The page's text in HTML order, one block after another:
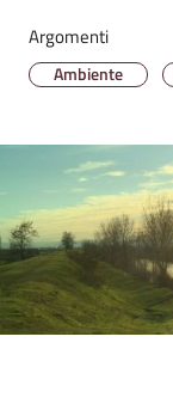
r
i
i
n
Tutti
Argomenti
Ambiente